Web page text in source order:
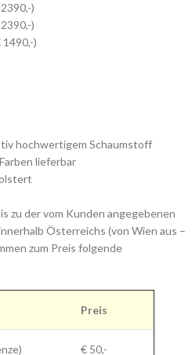
)
)
)
hochwertigem Schaumstoff
lieferbar
zu der vom Kunden angegebenen
Österreichs (von Wien aus –
zum Preis folgende
Preis
€ 50,-